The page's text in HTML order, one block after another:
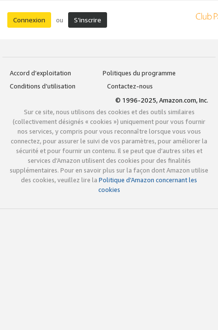
Connexion ou S’inscrire
Accord d’exploitation
Politiques du programme
Conditions d’utilisation
Contactez-nous
© 1996-2025, Amazon.com, Inc.
Sur ce site, nous utilisons des cookies et des outils similaires
(collectivement désignés « cookies ») uniquement pour vous fournir
nos services, y compris pour vous reconnaître lorsque vous vous
connectez, pour assurer le suivi de vos paramètres, pour améliorer la
sécurité et pour fournir un contenu. Il se peut que d’autres sites et
services d’Amazon utilisent des cookies pour des finalités
supplémentaires. Pour en savoir plus sur la façon dont Amazon utilise
des cookies, veuillez lire la Politique d’Amazon concernant les
cookies